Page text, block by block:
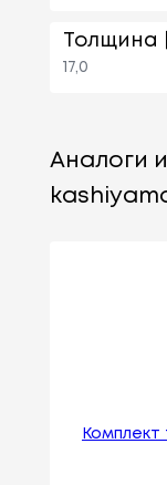
Толщина
17,0
Аналоги
Комплект